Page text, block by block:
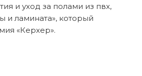
и уход за полами из пвх,
и ламината», который
«Керхер».